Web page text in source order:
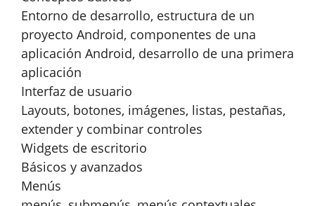
Entorno de desarrollo, estructura de un
proyecto Android, componentes de una
aplicación Android, desarrollo de una primera
aplicación
Interfaz de usuario
Layouts, botones, imágenes, listas, pestañas,
extender y combinar controles
Widgets de escritorio
Básicos y avanzados
Menús